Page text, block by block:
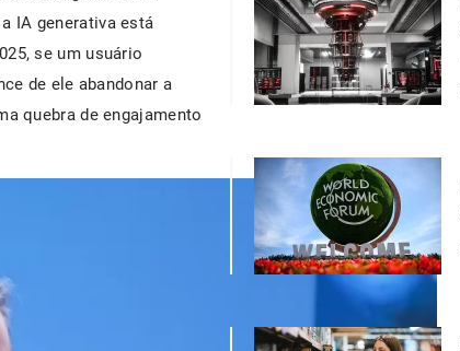
IA generativa está
se um usuário
de ele abandonar a
quebra de engajamento